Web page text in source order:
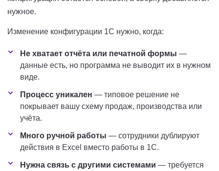
нужное.
Изменение конфигурации 1С нужно, когда:
Не хватает отчёта или печатной формы —
данные есть, но программа не выводит их в нужном
виде.
Процесс уникален — типовое решение не
покрывает вашу схему продаж, производства или
учёта.
Много ручной работы — сотрудники дублируют
действия в Excel вместо работы в 1С.
Нужна связь с другими системами — требуется